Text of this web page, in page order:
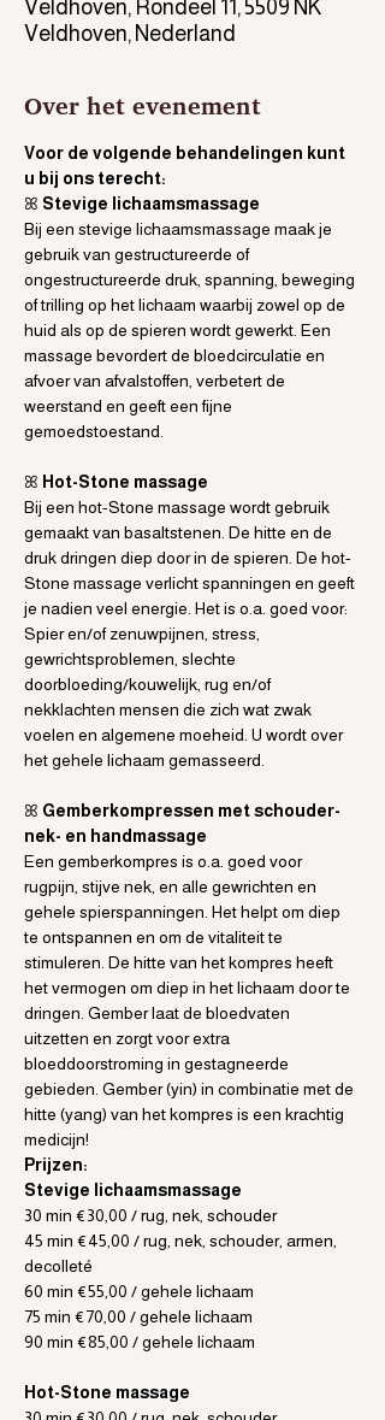
Veldhoven, Rondeel 11, 5509 NK
Veldhoven, Nederland
Over het evenement
Voor de volgende behandelingen kunt
u bij ons terecht:
ꕤ Stevige lichaamsmassage
Bij een stevige lichaamsmassage maak je
gebruik van gestructureerde of
ongestructureerde druk, spanning, beweging
of trilling op het lichaam waarbij zowel op de
huid als op de spieren wordt gewerkt. Een
massage bevordert de bloedcirculatie en
afvoer van afvalstoffen, verbetert de
weerstand en geeft een fijne
gemoedstoestand.
ꕤ Hot-Stone massage
Bij een hot-Stone massage wordt gebruik
gemaakt van basaltstenen. De hitte en de
druk dringen diep door in de spieren. De hot-
Stone massage verlicht spanningen en geeft
je nadien veel energie. Het is o.a. goed voor:
Spier en/of zenuwpijnen, stress,
gewrichtsproblemen, slechte
doorbloeding/kouwelijk, rug en/of
nekklachten mensen die zich wat zwak
voelen en algemene moeheid. U wordt over
het gehele lichaam gemasseerd.
ꕤ Gemberkompressen met schouder-
nek- en handmassage
Een gemberkompres is o.a. goed voor
rugpijn, stijve nek, en alle gewrichten en
gehele spierspanningen. Het helpt om diep
te ontspannen en om de vitaliteit te
stimuleren. De hitte van het kompres heeft
het vermogen om diep in het lichaam door te
dringen. Gember laat de bloedvaten
uitzetten en zorgt voor extra
bloeddoorstroming in gestagneerde
gebieden. Gember (yin) in combinatie met de
hitte (yang) van het kompres is een krachtig
medicijn!
Prijzen:
Stevige lichaamsmassage
30 min €30,00 / rug, nek, schouder
45 min €45,00 / rug, nek, schouder, armen,
decolleté
60 min €55,00 / gehele lichaam
75 min €70,00 / gehele lichaam
90 min €85,00 / gehele lichaam
Hot-Stone massage